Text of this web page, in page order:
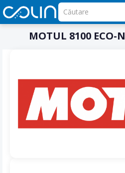
MOTUL 8100 ECO-